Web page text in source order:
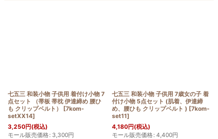
七五三 和装小物 子供用 着付け小物 7
点セット （帯板 帯枕 伊達締め 腰ひ
も クリップベルト）
[7kom-
setXX14]
3,250円(税込)
モール販売価格: 3,300円
七五三 和装小物 子供用 7歳女の子 着
付け小物 5点セット (肌着、伊達締
め、腰ひも クリップベルト ) [7kom-
set11]
4,180円(税込)
モール販売価格: 4,400円